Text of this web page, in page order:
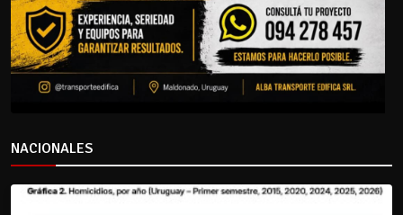
NACIONALES